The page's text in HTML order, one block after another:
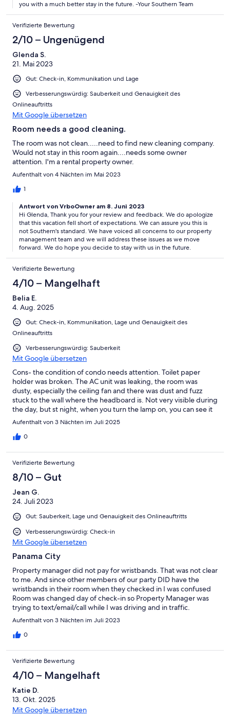
you with a much better stay in the future. -Your Southern Team
Verifizierte Bewertung
2/10 – Ungenügend
Glenda S.
21. Mai 2023
Gut: Check-in, Kommunikation und Lage
Verbesserungswürdig: Sauberkeit und Genauigkeit des
Onlineauftritts
Mit Google übersetzen
Room needs a good cleaning.
The room was not clean.....need to find new cleaning company.
Would not stay in this room again....needs some owner
attention. I'm a rental property owner.
Aufenthalt von 4 Nächten im Mai 2023
1
Antwort von VrboOwner am 8. Juni 2023
Hi Glenda, Thank you for your review and feedback. We do apologize
that this vacation fell short of expectations. We can assure you this is
not Southern's standard. We have voiced all concerns to our property
management team and we will address these issues as we move
forward. We do hope you decide to stay with us in the future.
Verifizierte Bewertung
4/10 – Mangelhaft
Belia E.
4. Aug. 2025
Gut: Check-in, Kommunikation, Lage und Genauigkeit des
Onlineauftritts
Verbesserungswürdig: Sauberkeit
Mit Google übersetzen
Cons- the condition of condo needs attention. Toilet paper
holder was broken. The AC unit was leaking, the room was
dusty, especially the ceiling fan and there was dust and fuzz
stuck to the wall where the headboard is. Not very visible during
the day, but st night, when you turn the lamp on, you can see it
perfectly. We had to put a bucket underneath the ac unit in the
puddles. Pros- great location, great view, studio had everything
Aufenthalt von 3 Nächten im Juli 2025
0
Verifizierte Bewertung
8/10 – Gut
Jean G.
24. Juli 2023
Gut: Sauberkeit, Lage und Genauigkeit des Onlineauftritts
Verbesserungswürdig: Check-in
Mit Google übersetzen
Panama City
Property manager did not pay for wristbands. That was not clear
to me. And since other members of our party DID have the
wristbands in their room when they checked in I was confused
Room was changed day of check-in so Property Manager was
trying to text/email/call while I was driving and in traffic.
Aufenthalt von 3 Nächten im Juli 2023
0
Verifizierte Bewertung
4/10 – Mangelhaft
Katie D.
13. Okt. 2025
Mit Google übersetzen